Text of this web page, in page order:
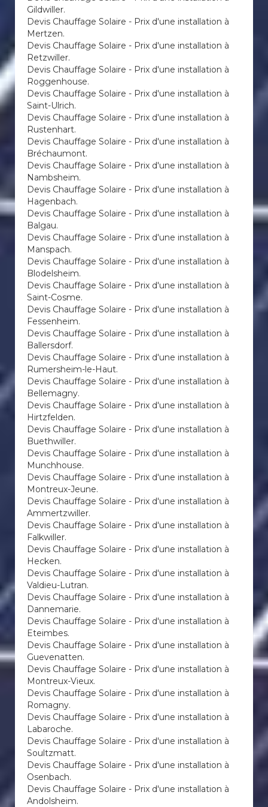
Gildwiller.
Devis Chauffage Solaire - Prix d'une installation à
Mertzen.
Devis Chauffage Solaire - Prix d'une installation à
Retzwiller.
Devis Chauffage Solaire - Prix d'une installation à
Roggenhouse.
Devis Chauffage Solaire - Prix d'une installation à
Saint-Ulrich.
Devis Chauffage Solaire - Prix d'une installation à
Rustenhart.
Devis Chauffage Solaire - Prix d'une installation à
Bréchaumont.
Devis Chauffage Solaire - Prix d'une installation à
Nambsheim.
Devis Chauffage Solaire - Prix d'une installation à
Hagenbach.
Devis Chauffage Solaire - Prix d'une installation à
Balgau.
Devis Chauffage Solaire - Prix d'une installation à
Manspach.
Devis Chauffage Solaire - Prix d'une installation à
Blodelsheim.
Devis Chauffage Solaire - Prix d'une installation à
Saint-Cosme.
Devis Chauffage Solaire - Prix d'une installation à
Fessenheim.
Devis Chauffage Solaire - Prix d'une installation à
Ballersdorf.
Devis Chauffage Solaire - Prix d'une installation à
Rumersheim-le-Haut.
Devis Chauffage Solaire - Prix d'une installation à
Bellemagny.
Devis Chauffage Solaire - Prix d'une installation à
Hirtzfelden.
Devis Chauffage Solaire - Prix d'une installation à
Buethwiller.
Devis Chauffage Solaire - Prix d'une installation à
Munchhouse.
Devis Chauffage Solaire - Prix d'une installation à
Montreux-Jeune.
Devis Chauffage Solaire - Prix d'une installation à
Ammertzwiller.
Devis Chauffage Solaire - Prix d'une installation à
Falkwiller.
Devis Chauffage Solaire - Prix d'une installation à
Hecken.
Devis Chauffage Solaire - Prix d'une installation à
Valdieu-Lutran.
Devis Chauffage Solaire - Prix d'une installation à
Dannemarie.
Devis Chauffage Solaire - Prix d'une installation à
Eteimbes.
Devis Chauffage Solaire - Prix d'une installation à
Guevenatten.
Devis Chauffage Solaire - Prix d'une installation à
Montreux-Vieux.
Devis Chauffage Solaire - Prix d'une installation à
Romagny.
Devis Chauffage Solaire - Prix d'une installation à
Labaroche.
Devis Chauffage Solaire - Prix d'une installation à
Soultzmatt.
Devis Chauffage Solaire - Prix d'une installation à
Osenbach.
Devis Chauffage Solaire - Prix d'une installation à
Andolsheim.